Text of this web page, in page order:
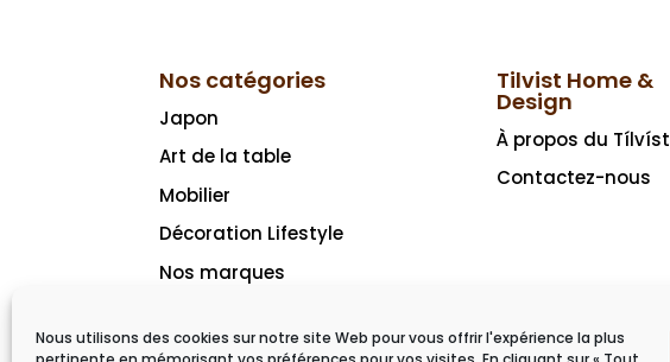
Nous utilisons des cookies sur notre site Web pour vous offrir l'expérience la plus
Nos catégories
Japon
Art de la table
Mobilier
Décoration Lifestyle
Nos marques
Tilvist Home &
Design
À propos du Tílvíst
Contactez-nous